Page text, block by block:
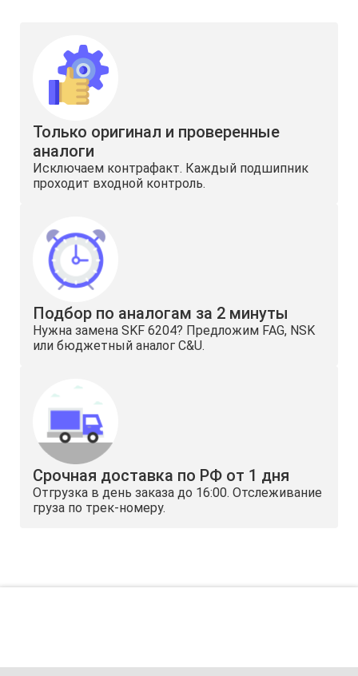
Только оригинал и проверенные
аналоги
Исключаем контрафакт. Каждый подшипник
проходит входной контроль.
Подбор по аналогам за 2 минуты
Нужна замена SKF 6204? Предложим FAG, NSK
или бюджетный аналог C&U.
Срочная доставка по РФ от 1 дня
Отгрузка в день заказа до 16:00. Отслеживание
груза по трек-номеру.